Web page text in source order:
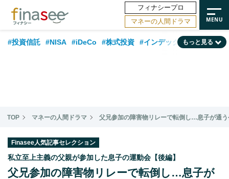
フィナシープロ
マネーの人間ドラマ
#投資信託 #NISA #iDeCo #株式投資 #インデックスファンド
#老後 #データ・調査 #金融用語解説 #話題の企業 #国内株式型
もっと見る
TOP マネーの人間ドラマ 父兄参加の障害物リレーで転倒し…息子が通
Finasee人気記事セレクション
私立至上主義の父親が参加した息子の運動会【後編】
父兄参加の障害物リレーで転倒し…息子が